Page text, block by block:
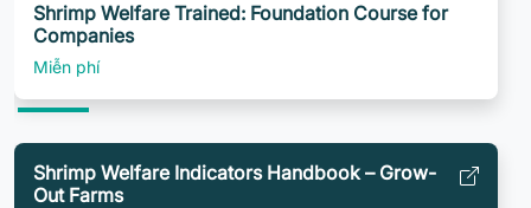
Shrimp Welfare Trained: Foundation Course for
Companies
Miễn phí
Shrimp Welfare Indicators Handbook – Grow-
Out Farms